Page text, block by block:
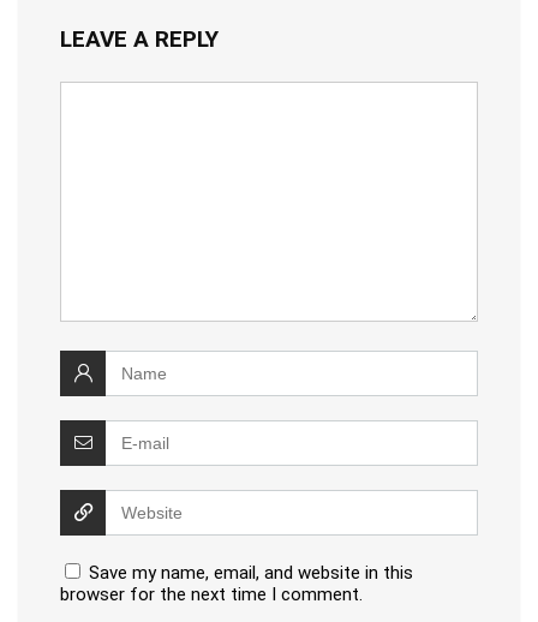
LEAVE A REPLY
Save my name, email, and website in this
browser for the next time I comment.